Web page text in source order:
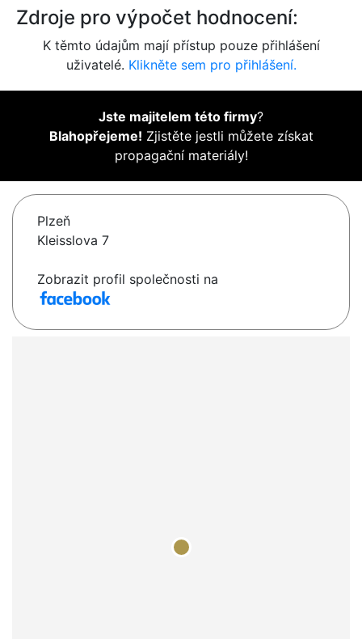
Zdroje pro výpočet hodnocení:
K těmto údajům mají přístup pouze přihlášení
uživatelé. Klikněte sem pro přihlášení.
Jste majitelem této firmy?
Blahopřejeme! Zjistěte jestli můžete získat
propagační materiály!
Plzeň
Kleisslova 7
Zobrazit profil společnosti na